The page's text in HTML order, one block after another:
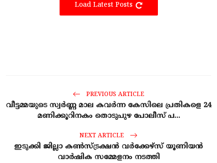
Load Latest Posts
PREVIOUS ARTICLE
വീട്ടമ്മയുടെ സ്വർണ്ണ മാല കവർന്ന കേസിലെ പ്രതികളെ 24
മണിക്കൂറിനകം തൊടുപുഴ പോലീസ് പ...
NEXT ARTICLE
ഇടുക്കി ജില്ലാ കൺസ്ട്രക്ഷൻ വർക്കേഴ്സ് യൂണിയൻ
വാർഷിക സമ്മേളനം നടത്തി